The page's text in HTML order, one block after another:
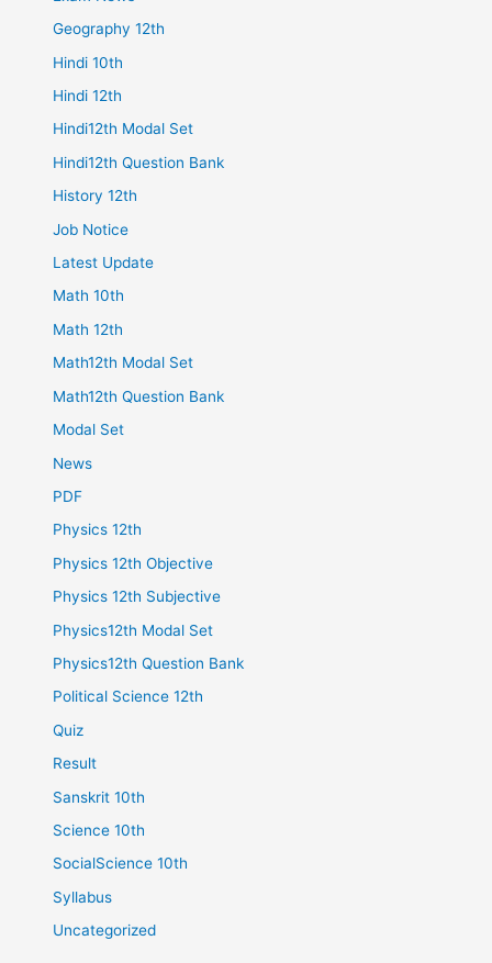
Geography 12th
Hindi 10th
Hindi 12th
Hindi12th Modal Set
Hindi12th Question Bank
History 12th
Job Notice
Latest Update
Math 10th
Math 12th
Math12th Modal Set
Math12th Question Bank
Modal Set
News
PDF
Physics 12th
Physics 12th Objective
Physics 12th Subjective
Physics12th Modal Set
Physics12th Question Bank
Political Science 12th
Quiz
Result
Sanskrit 10th
Science 10th
SocialScience 10th
Syllabus
Uncategorized